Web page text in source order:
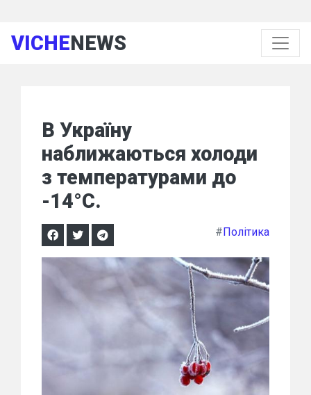
VICHENEWS
В Україну
наближаються холоди
з температурами до
-14°С.
#Політика